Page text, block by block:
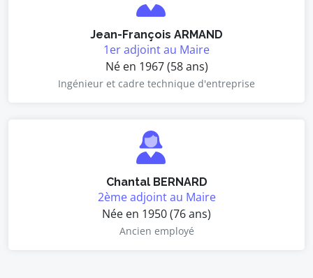
Jean-François ARMAND
1er adjoint au Maire
Né en 1967 (58 ans)
Ingénieur et cadre technique d'entreprise
Chantal BERNARD
2ème adjoint au Maire
Née en 1950 (76 ans)
Ancien employé